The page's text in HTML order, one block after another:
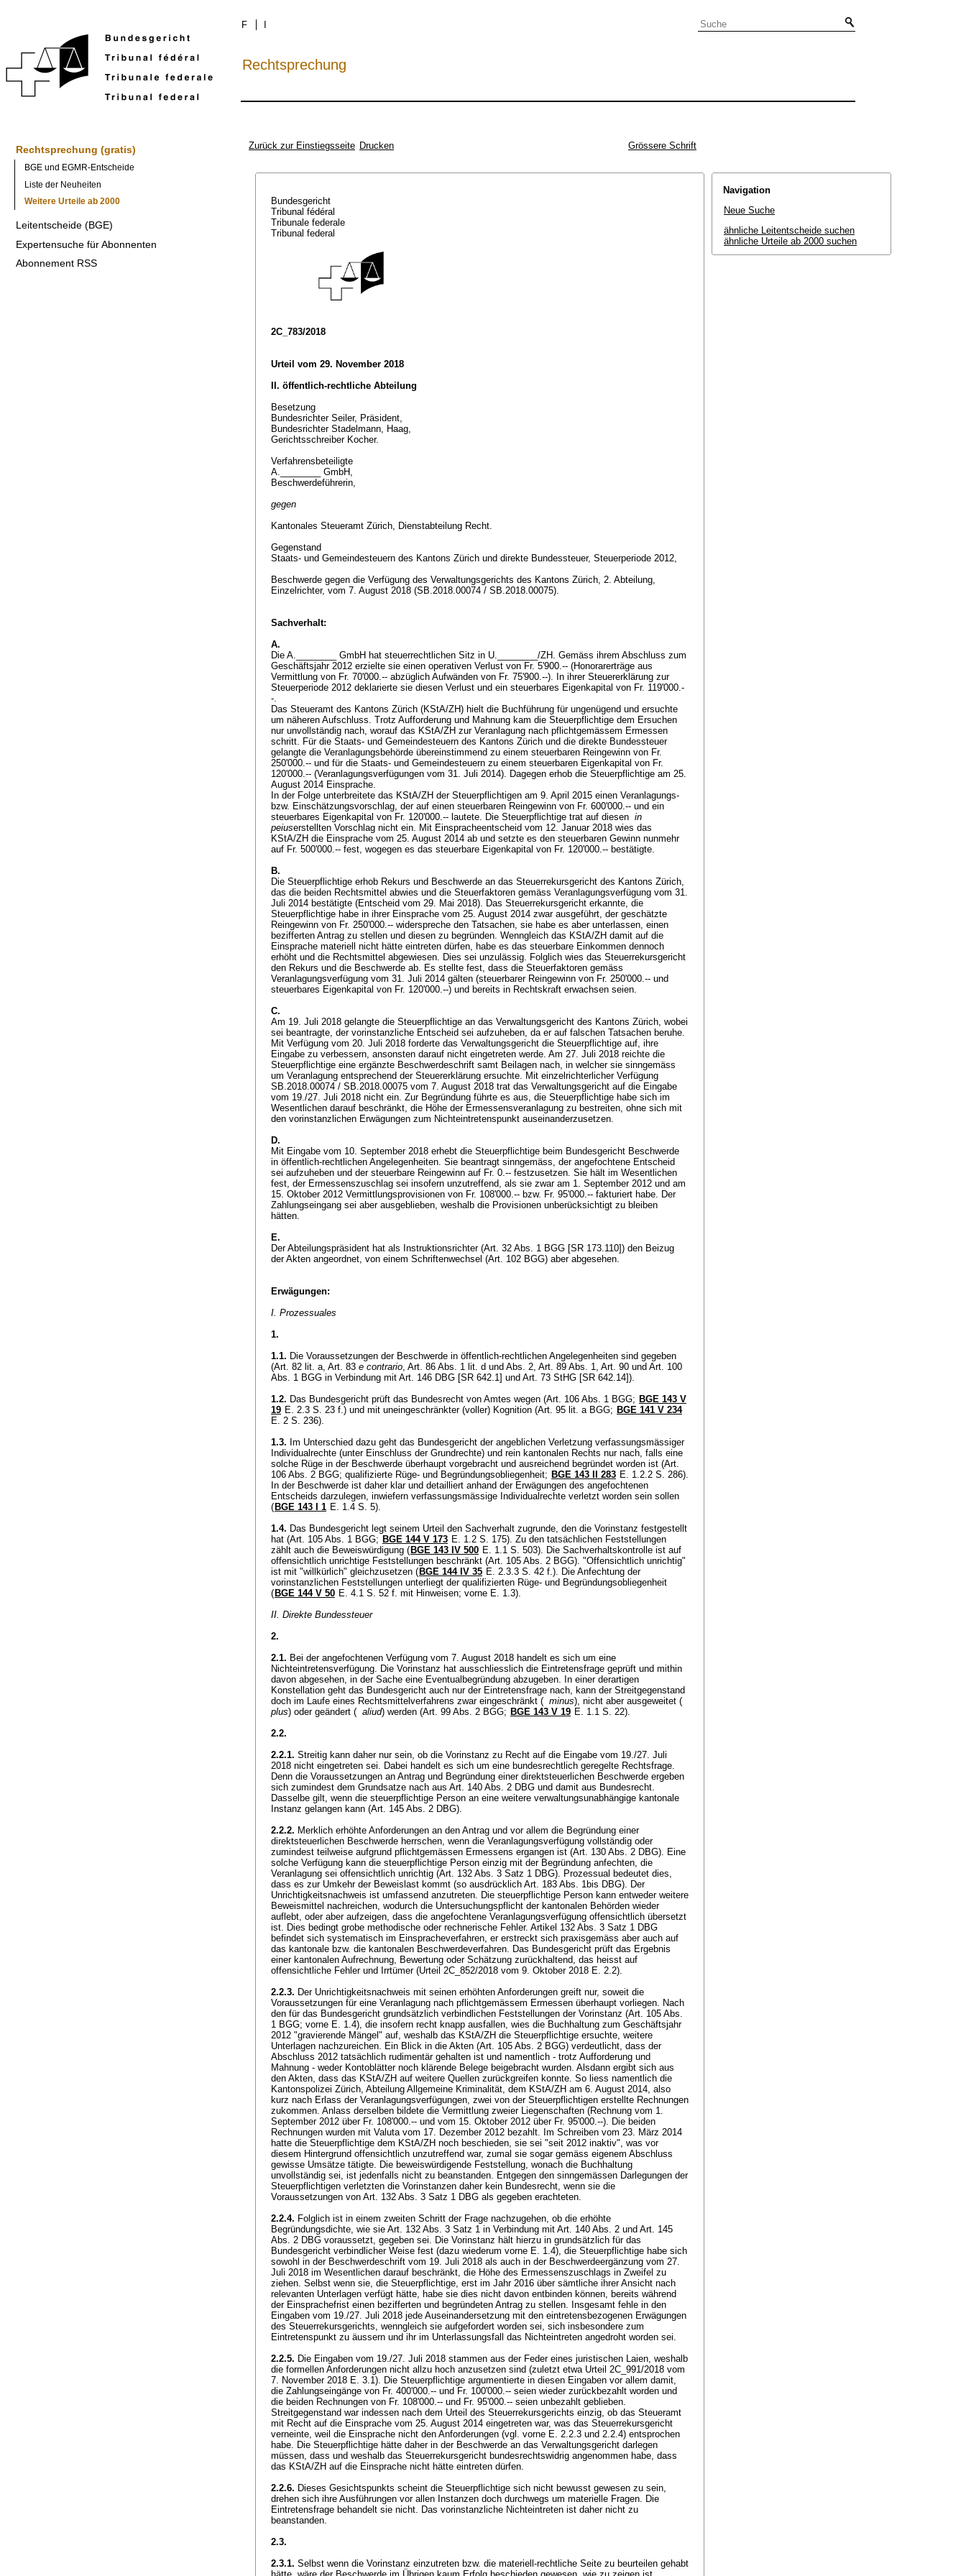
F
Rechtsprechung
Rechtsprechung (gratis)
BGE und EGMR-Entscheide
Liste der Neuheiten
Weitere Urteile ab 2000
Leitentscheide (BGE)
Expertensuche für Abonnenten
Abonnement RSS
Zurück zur Einstiegsseite Drucken Grössere Schrift
Bundesgericht
Tribunal fédéral
Tribunale federale
Tribunal federal
2C_783/2018
Urteil vom 29. November 2018
II. öffentlich-rechtliche Abteilung
Besetzung
Bundesrichter Seiler, Präsident,
Bundesrichter Stadelmann, Haag,
Gerichtsschreiber Kocher.
Verfahrensbeteiligte
A.________ GmbH,
Beschwerdeführerin,
gegen
Kantonales Steueramt Zürich, Dienstabteilung Recht.
Gegenstand
Staats- und Gemeindesteuern des Kantons Zürich und direkte Bundessteuer, Steuerperiode 2012,
Beschwerde gegen die Verfügung des Verwaltungsgerichts des Kantons Zürich, 2. Abteilung,
Einzelrichter, vom 7. August 2018 (SB.2018.00074 / SB.2018.00075).
Sachverhalt:
A.
Die A.________ GmbH hat steuerrechtlichen Sitz in U.________/ZH. Gemäss ihrem Abschluss zum
Geschäftsjahr 2012 erzielte sie einen operativen Verlust von Fr. 5'900.-- (Honorarerträge aus
Vermittlung von Fr. 70'000.-- abzüglich Aufwänden von Fr. 75'900.--). In ihrer Steuererklärung zur
Steuerperiode 2012 deklarierte sie diesen Verlust und ein steuerbares Eigenkapital von Fr. 119'000.-
-.
Das Steueramt des Kantons Zürich (KStA/ZH) hielt die Buchführung für ungenügend und ersuchte
um näheren Aufschluss. Trotz Aufforderung und Mahnung kam die Steuerpflichtige dem Ersuchen
nur unvollständig nach, worauf das KStA/ZH zur Veranlagung nach pflichtgemässem Ermessen
schritt. Für die Staats- und Gemeindesteuern des Kantons Zürich und die direkte Bundessteuer
gelangte die Veranlagungsbehörde übereinstimmend zu einem steuerbaren Reingewinn von Fr.
250'000.-- und für die Staats- und Gemeindesteuern zu einem steuerbaren Eigenkapital von Fr.
120'000.-- (Veranlagungsverfügungen vom 31. Juli 2014). Dagegen erhob die Steuerpflichtige am 25.
August 2014 Einsprache.
In der Folge unterbreitete das KStA/ZH der Steuerpflichtigen am 9. April 2015 einen Veranlagungs-
bzw. Einschätzungsvorschlag, der auf einen steuerbaren Reingewinn von Fr. 600'000.-- und ein
steuerbares Eigenkapital von Fr. 120'000.-- lautete. Die Steuerpflichtige trat auf diesen in
peiuserstellten Vorschlag nicht ein. Mit Einspracheentscheid vom 12. Januar 2018 wies das
KStA/ZH die Einsprache vom 25. August 2014 ab und setzte es den steuerbaren Gewinn nunmehr
auf Fr. 500'000.-- fest, wogegen es das steuerbare Eigenkapital von Fr. 120'000.-- bestätigte.
B.
Die Steuerpflichtige erhob Rekurs und Beschwerde an das Steuerrekursgericht des Kantons Zürich,
das die beiden Rechtsmittel abwies und die Steuerfaktoren gemäss Veranlagungsverfügung vom 31.
Juli 2014 bestätigte (Entscheid vom 29. Mai 2018). Das Steuerrekursgericht erkannte, die
Steuerpflichtige habe in ihrer Einsprache vom 25. August 2014 zwar ausgeführt, der geschätzte
Reingewinn von Fr. 250'000.-- widerspreche den Tatsachen, sie habe es aber unterlassen, einen
bezifferten Antrag zu stellen und diesen zu begründen. Wenngleich das KStA/ZH damit auf die
Einsprache materiell nicht hätte eintreten dürfen, habe es das steuerbare Einkommen dennoch
erhöht und die Rechtsmittel abgewiesen. Dies sei unzulässig. Folglich wies das Steuerrekursgericht
den Rekurs und die Beschwerde ab. Es stellte fest, dass die Steuerfaktoren gemäss
Veranlagungsverfügung vom 31. Juli 2014 gälten (steuerbarer Reingewinn von Fr. 250'000.-- und
steuerbares Eigenkapital von Fr. 120'000.--) und bereits in Rechtskraft erwachsen seien.
C.
Am 19. Juli 2018 gelangte die Steuerpflichtige an das Verwaltungsgericht des Kantons Zürich, wobei
sei beantragte, der vorinstanzliche Entscheid sei aufzuheben, da er auf falschen Tatsachen beruhe.
Mit Verfügung vom 20. Juli 2018 forderte das Verwaltungsgericht die Steuerpflichtige auf, ihre
Eingabe zu verbessern, ansonsten darauf nicht eingetreten werde. Am 27. Juli 2018 reichte die
Steuerpflichtige eine ergänzte Beschwerdeschrift samt Beilagen nach, in welcher sie sinngemäss
um Veranlagung entsprechend der Steuererklärung ersuchte. Mit einzelrichterlicher Verfügung
SB.2018.00074 / SB.2018.00075 vom 7. August 2018 trat das Verwaltungsgericht auf die Eingabe
vom 19./27. Juli 2018 nicht ein. Zur Begründung führte es aus, die Steuerpflichtige habe sich im
Wesentlichen darauf beschränkt, die Höhe der Ermessensveranlagung zu bestreiten, ohne sich mit
den vorinstanzlichen Erwägungen zum Nichteintretenspunkt auseinanderzusetzen.
D.
Mit Eingabe vom 10. September 2018 erhebt die Steuerpflichtige beim Bundesgericht Beschwerde
in öffentlich-rechtlichen Angelegenheiten. Sie beantragt sinngemäss, der angefochtene Entscheid
sei aufzuheben und der steuerbare Reingewinn auf Fr. 0.-- festzusetzen. Sie hält im Wesentlichen
fest, der Ermessenszuschlag sei insofern unzutreffend, als sie zwar am 1. September 2012 und am
15. Oktober 2012 Vermittlungsprovisionen von Fr. 108'000.-- bzw. Fr. 95'000.-- fakturiert habe. Der
Zahlungseingang sei aber ausgeblieben, weshalb die Provisionen unberücksichtigt zu bleiben
hätten.
E.
Der Abteilungspräsident hat als Instruktionsrichter (Art. 32 Abs. 1 BGG [SR 173.110]) den Beizug
der Akten angeordnet, von einem Schriftenwechsel (Art. 102 BGG) aber abgesehen.
Erwägungen:
I. Prozessuales
1.
1.1. Die Voraussetzungen der Beschwerde in öffentlich-rechtlichen Angelegenheiten sind gegeben
(Art. 82 lit. a, Art. 83 e contrario, Art. 86 Abs. 1 lit. d und Abs. 2, Art. 89 Abs. 1, Art. 90 und Art. 100
Abs. 1 BGG in Verbindung mit Art. 146 DBG [SR 642.1] und Art. 73 StHG [SR 642.14]).
1.2. Das Bundesgericht prüft das Bundesrecht von Amtes wegen (Art. 106 Abs. 1 BGG; BGE 143 V
19 E. 2.3 S. 23 f.) und mit uneingeschränkter (voller) Kognition (Art. 95 lit. a BGG; BGE 141 V 234
E. 2 S. 236).
1.3. Im Unterschied dazu geht das Bundesgericht der angeblichen Verletzung verfassungsmässiger
Individualrechte (unter Einschluss der Grundrechte) und rein kantonalen Rechts nur nach, falls eine
solche Rüge in der Beschwerde überhaupt vorgebracht und ausreichend begründet worden ist (Art.
106 Abs. 2 BGG; qualifizierte Rüge- und Begründungsobliegenheit; BGE 143 II 283 E. 1.2.2 S. 286).
In der Beschwerde ist daher klar und detailliert anhand der Erwägungen des angefochtenen
Entscheids darzulegen, inwiefern verfassungsmässige Individualrechte verletzt worden sein sollen
( BGE 143 I 1 E. 1.4 S. 5).
1.4. Das Bundesgericht legt seinem Urteil den Sachverhalt zugrunde, den die Vorinstanz festgestellt
hat (Art. 105 Abs. 1 BGG; BGE 144 V 173 E. 1.2 S. 175). Zu den tatsächlichen Feststellungen
zählt auch die Beweiswürdigung ( BGE 143 IV 500 E. 1.1 S. 503). Die Sachverhaltskontrolle ist auf
offensichtlich unrichtige Feststellungen beschränkt (Art. 105 Abs. 2 BGG). "Offensichtlich unrichtig"
ist mit "willkürlich" gleichzusetzen ( BGE 144 IV 35 E. 2.3.3 S. 42 f.). Die Anfechtung der
vorinstanzlichen Feststellungen unterliegt der qualifizierten Rüge- und Begründungsobliegenheit
( BGE 144 V 50 E. 4.1 S. 52 f. mit Hinweisen; vorne E. 1.3).
II. Direkte Bundessteuer
2.
2.1. Bei der angefochtenen Verfügung vom 7. August 2018 handelt es sich um eine
Nichteintretensverfügung. Die Vorinstanz hat ausschliesslich die Eintretensfrage geprüft und mithin
davon abgesehen, in der Sache eine Eventualbegründung abzugeben. In einer derartigen
Konstellation geht das Bundesgericht auch nur der Eintretensfrage nach, kann der Streitgegenstand
doch im Laufe eines Rechtsmittelverfahrens zwar eingeschränkt ( minus), nicht aber ausgeweitet (
plus) oder geändert ( aliud) werden (Art. 99 Abs. 2 BGG; BGE 143 V 19 E. 1.1 S. 22).
2.2.
2.2.1. Streitig kann daher nur sein, ob die Vorinstanz zu Recht auf die Eingabe vom 19./27. Juli
2018 nicht eingetreten sei. Dabei handelt es sich um eine bundesrechtlich geregelte Rechtsfrage.
Denn die Voraussetzungen an Antrag und Begründung einer direktsteuerlichen Beschwerde ergeben
sich zumindest dem Grundsatze nach aus Art. 140 Abs. 2 DBG und damit aus Bundesrecht.
Dasselbe gilt, wenn die steuerpflichtige Person an eine weitere verwaltungsunabhängige kantonale
Instanz gelangen kann (Art. 145 Abs. 2 DBG).
2.2.2. Merklich erhöhte Anforderungen an den Antrag und vor allem die Begründung einer
direktsteuerlichen Beschwerde herrschen, wenn die Veranlagungsverfügung vollständig oder
zumindest teilweise aufgrund pflichtgemässen Ermessens ergangen ist (Art. 130 Abs. 2 DBG). Eine
solche Verfügung kann die steuerpflichtige Person einzig mit der Begründung anfechten, die
Veranlagung sei offensichtlich unrichtig (Art. 132 Abs. 3 Satz 1 DBG). Prozessual bedeutet dies,
dass es zur Umkehr der Beweislast kommt (so ausdrücklich Art. 183 Abs. 1bis DBG). Der
Unrichtigkeitsnachweis ist umfassend anzutreten. Die steuerpflichtige Person kann entweder weitere
Beweismittel nachreichen, wodurch die Untersuchungspflicht der kantonalen Behörden wieder
auflebt, oder aber aufzeigen, dass die angefochtene Veranlagungsverfügung offensichtlich übersetzt
ist. Dies bedingt grobe methodische oder rechnerische Fehler. Artikel 132 Abs. 3 Satz 1 DBG
befindet sich systematisch im Einspracheverfahren, er erstreckt sich praxisgemäss aber auch auf
das kantonale bzw. die kantonalen Beschwerdeverfahren. Das Bundesgericht prüft das Ergebnis
einer kantonalen Aufrechnung, Bewertung oder Schätzung zurückhaltend, das heisst auf
offensichtliche Fehler und Irrtümer (Urteil 2C_852/2018 vom 9. Oktober 2018 E. 2.2).
2.2.3. Der Unrichtigkeitsnachweis mit seinen erhöhten Anforderungen greift nur, soweit die
Voraussetzungen für eine Veranlagung nach pflichtgemässem Ermessen überhaupt vorliegen. Nach
den für das Bundesgericht grundsätzlich verbindlichen Feststellungen der Vorinstanz (Art. 105 Abs.
1 BGG; vorne E. 1.4), die insofern recht knapp ausfallen, wies die Buchhaltung zum Geschäftsjahr
2012 "gravierende Mängel" auf, weshalb das KStA/ZH die Steuerpflichtige ersuchte, weitere
Unterlagen nachzureichen. Ein Blick in die Akten (Art. 105 Abs. 2 BGG) verdeutlicht, dass der
Abschluss 2012 tatsächlich rudimentär gehalten ist und namentlich - trotz Aufforderung und
Mahnung - weder Kontoblätter noch klärende Belege beigebracht wurden. Alsdann ergibt sich aus
den Akten, dass das KStA/ZH auf weitere Quellen zurückgreifen konnte. So liess namentlich die
Kantonspolizei Zürich, Abteilung Allgemeine Kriminalität, dem KStA/ZH am 6. August 2014, also
kurz nach Erlass der Veranlagungsverfügungen, zwei von der Steuerpflichtigen erstellte Rechnungen
zukommen. Anlass derselben bildete die Vermittlung zweier Liegenschaften (Rechnung vom 1.
September 2012 über Fr. 108'000.-- und vom 15. Oktober 2012 über Fr. 95'000.--). Die beiden
Rechnungen wurden mit Valuta vom 17. Dezember 2012 bezahlt. Im Schreiben vom 23. März 2014
hatte die Steuerpflichtige dem KStA/ZH noch beschieden, sie sei "seit 2012 inaktiv", was vor
diesem Hintergrund offensichtlich unzutreffend war, zumal sie sogar gemäss eigenem Abschluss
gewisse Umsätze tätigte. Die beweiswürdigende Feststellung, wonach die Buchhaltung
unvollständig sei, ist jedenfalls nicht zu beanstanden. Entgegen den sinngemässen Darlegungen der
Steuerpflichtigen verletzten die Vorinstanzen daher kein Bundesrecht, wenn sie die
Voraussetzungen von Art. 132 Abs. 3 Satz 1 DBG als gegeben erachteten.
2.2.4. Folglich ist in einem zweiten Schritt der Frage nachzugehen, ob die erhöhte
Begründungsdichte, wie sie Art. 132 Abs. 3 Satz 1 in Verbindung mit Art. 140 Abs. 2 und Art. 145
Abs. 2 DBG voraussetzt, gegeben sei. Die Vorinstanz hält hierzu in grundsätzlich für das
Bundesgericht verbindlicher Weise fest (dazu wiederum vorne E. 1.4), die Steuerpflichtige habe sich
sowohl in der Beschwerdeschrift vom 19. Juli 2018 als auch in der Beschwerdeergänzung vom 27.
Juli 2018 im Wesentlichen darauf beschränkt, die Höhe des Ermessenszuschlags in Zweifel zu
ziehen. Selbst wenn sie, die Steuerpflichtige, erst im Jahr 2016 über sämtliche ihrer Ansicht nach
relevanten Unterlagen verfügt hätte, habe sie dies nicht davon entbinden können, bereits während
der Einsprachefrist einen bezifferten und begründeten Antrag zu stellen. Insgesamt fehle in den
Eingaben vom 19./27. Juli 2018 jede Auseinandersetzung mit den eintretensbezogenen Erwägungen
des Steuerrekursgerichts, wenngleich sie aufgefordert worden sei, sich insbesondere zum
Eintretenspunkt zu äussern und ihr im Unterlassungsfall das Nichteintreten angedroht worden sei.
2.2.5. Die Eingaben vom 19./27. Juli 2018 stammen aus der Feder eines juristischen Laien, weshalb
die formellen Anforderungen nicht allzu hoch anzusetzen sind (zuletzt etwa Urteil 2C_991/2018 vom
7. November 2018 E. 3.1). Die Steuerpflichtige argumentierte in diesen Eingaben vor allem damit,
die Zahlungseingänge von Fr. 400'000.-- und Fr. 100'000.-- seien wieder zurückbezahlt worden und
die beiden Rechnungen von Fr. 108'000.-- und Fr. 95'000.-- seien unbezahlt geblieben.
Streitgegenstand war indessen nach dem Urteil des Steuerrekursgerichts einzig, ob das Steueramt
mit Recht auf die Einsprache vom 25. August 2014 eingetreten war, was das Steuerrekursgericht
verneinte, weil die Einsprache nicht den Anforderungen (vgl. vorne E. 2.2.3 und 2.2.4) entsprochen
habe. Die Steuerpflichtige hätte daher in der Beschwerde an das Verwaltungsgericht darlegen
müssen, dass und weshalb das Steuerrekursgericht bundesrechtswidrig angenommen habe, dass
das KStA/ZH auf die Einsprache nicht hätte eintreten dürfen.
2.2.6. Dieses Gesichtspunkts scheint die Steuerpflichtige sich nicht bewusst gewesen zu sein,
drehen sich ihre Ausführungen vor allen Instanzen doch durchwegs um materielle Fragen. Die
Eintretensfrage behandelt sie nicht. Das vorinstanzliche Nichteintreten ist daher nicht zu
beanstanden.
2.3.
2.3.1. Selbst wenn die Vorinstanz einzutreten bzw. die materiell-rechtliche Seite zu beurteilen gehabt
Navigation
Neue Suche
ähnliche Leitentscheide suchen
ähnliche Urteile ab 2000 suchen